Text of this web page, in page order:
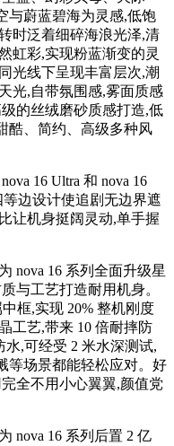
与蔚蓝碧海为灵感,低饱
时泛着细碎海浪光泽,清
虹彩,实现粉蓝渐变的灵
光线下呈现丰富层次,潮
光,自带氛围感,雾面质感
的丝绒磨砂质感打造,低
酷、简约、高级多种风
16 Ultra 和 nova 16
等边设计使追剧无边界遮
让机身挺阔灵动,单手握
nova 16 系列全面升级星
与工艺打造耐用机身。
框,实现 20% 整机刚度
工艺,带来 10 倍耐摔防
水,可经受 2 米水深测试,
等场景都能轻松应对。好
全不用小心翼翼,颜值党
nova 16 系列后置 2 亿